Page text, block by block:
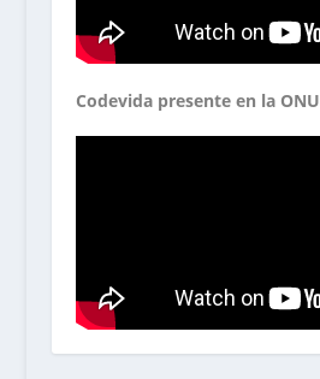
Codevida presente en la ONU